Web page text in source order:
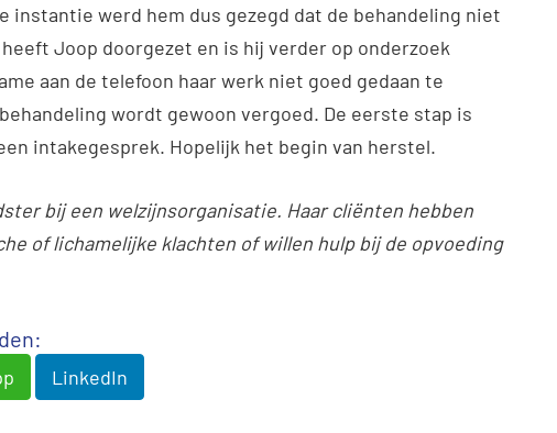
instantie werd hem dus gezegd dat de behandeling niet
Joop doorgezet en is hij verder op onderzoek
aan de telefoon haar werk niet goed gedaan te
wordt gewoon vergoed. De eerste stap is
intakegesprek. Hopelijk het begin van herstel.
bij een welzijnsorganisatie. Haar cliënten hebben
of lichamelijke klachten of willen hulp bij de opvoeding
LinkedIn